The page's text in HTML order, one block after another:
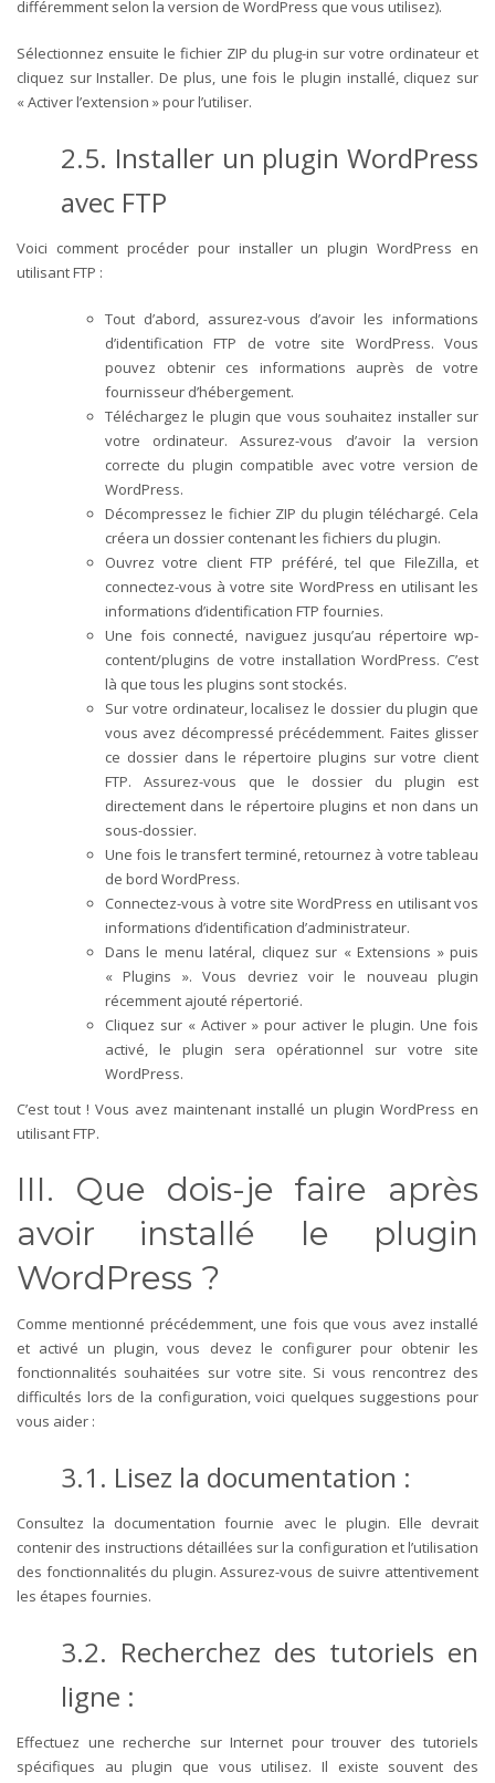
différemment selon la version de WordPress que vous utilisez).
Sélectionnez ensuite le fichier ZIP du plug-in sur votre ordinateur et
cliquez sur Installer.De plus, une fois le plugin installé, cliquez sur
« Activer l’extension » pour l’utiliser.
2.5. Installer un plugin WordPress
avec FTP
Voici comment procéder pour installer un plugin WordPress en
utilisant FTP :
Tout d’abord, assurez-vous d’avoir les informations
d’identification FTP de votre site WordPress. Vous
pouvez obtenir ces informations auprès de votre
fournisseur d’hébergement.
Téléchargez le plugin que vous souhaitez installer sur
votre ordinateur. Assurez-vous d’avoir la version
correcte du plugin compatible avec votre version de
WordPress.
Décompressez le fichier ZIP du plugin téléchargé. Cela
créera un dossier contenant les fichiers du plugin.
Ouvrez votre client FTP préféré, tel que FileZilla, et
connectez-vous à votre site WordPress en utilisant les
informations d’identification FTP fournies.
Une fois connecté, naviguez jusqu’au répertoire wp-
content/plugins de votre installation WordPress. C’est
là que tous les plugins sont stockés.
Sur votre ordinateur, localisez le dossier du plugin que
vous avez décompressé précédemment. Faites glisser
ce dossier dans le répertoire plugins sur votre client
FTP. Assurez-vous que le dossier du plugin est
directement dans le répertoire plugins et non dans un
sous-dossier.
Une fois le transfert terminé, retournez à votre tableau
de bord WordPress.
Connectez-vous à votre site WordPress en utilisant vos
informations d’identification d’administrateur.
Dans le menu latéral, cliquez sur « Extensions » puis
« Plugins ». Vous devriez voir le nouveau plugin
récemment ajouté répertorié.
Cliquez sur « Activer » pour activer le plugin. Une fois
activé, le plugin sera opérationnel sur votre site
WordPress.
C’est tout ! Vous avez maintenant installé un plugin WordPress en
utilisant FTP.
III. Que dois-je faire après
avoir installé le plugin
WordPress ?
Comme mentionné précédemment, une fois que vous avez installé
et activé un plugin, vous devez le configurer pour obtenir les
fonctionnalités souhaitées sur votre site. Si vous rencontrez des
difficultés lors de la configuration, voici quelques suggestions pour
vous aider :
3.1. Lisez la documentation :
Consultez la documentation fournie avec le plugin. Elle devrait
contenir des instructions détaillées sur la configuration et l’utilisation
des fonctionnalités du plugin. Assurez-vous de suivre attentivement
les étapes fournies.
3.2. Recherchez des tutoriels en
ligne :
Effectuez une recherche sur Internet pour trouver des tutoriels
spécifiques au plugin que vous utilisez. Il existe souvent des